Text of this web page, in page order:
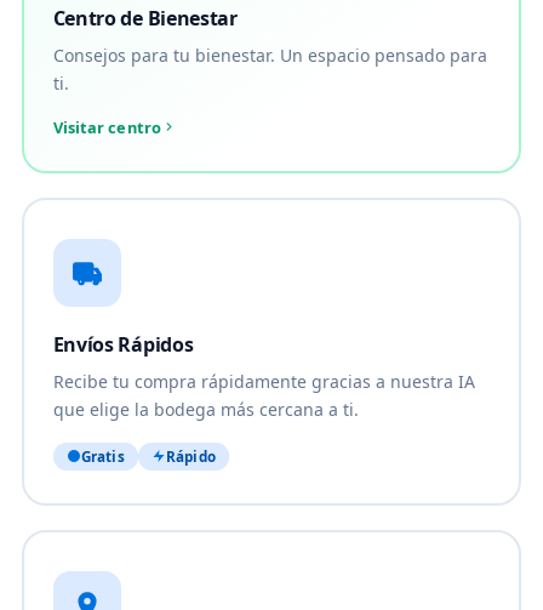
Centro de Bienestar
Consejos para tu bienestar. Un espacio pensado para
ti.
Visitar centro
Envíos Rápidos
Recibe tu compra rápidamente gracias a nuestra IA
que elige la bodega más cercana a ti.
Gratis Rápido